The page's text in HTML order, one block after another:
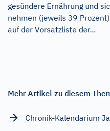
gesündere Ernährung und
nehmen (jeweils 39
auf der Vorsatzliste der...
Mehr Artikel zu diesem
Chronik-Kalendarium